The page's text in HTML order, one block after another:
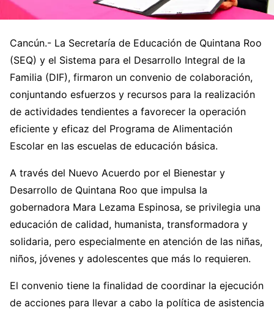
Cancún.- La Secretaría de Educación de Quintana Roo
(SEQ) y el Sistema para el Desarrollo Integral de la
Familia (DIF), firmaron un convenio de colaboración,
conjuntando esfuerzos y recursos para la realización
de actividades tendientes a favorecer la operación
eficiente y eficaz del Programa de Alimentación
Escolar en las escuelas de educación básica.
A través del Nuevo Acuerdo por el Bienestar y
Desarrollo de Quintana Roo que impulsa la
gobernadora Mara Lezama Espinosa, se privilegia una
educación de calidad, humanista, transformadora y
solidaria, pero especialmente en atención de las niñas,
niños, jóvenes y adolescentes que más lo requieren.
El convenio tiene la finalidad de coordinar la ejecución
de acciones para llevar a cabo la política de asistencia